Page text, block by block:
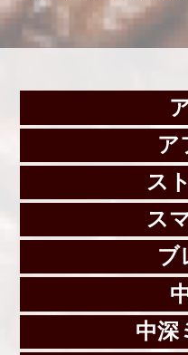
ア
ス
ス
ブ
中深